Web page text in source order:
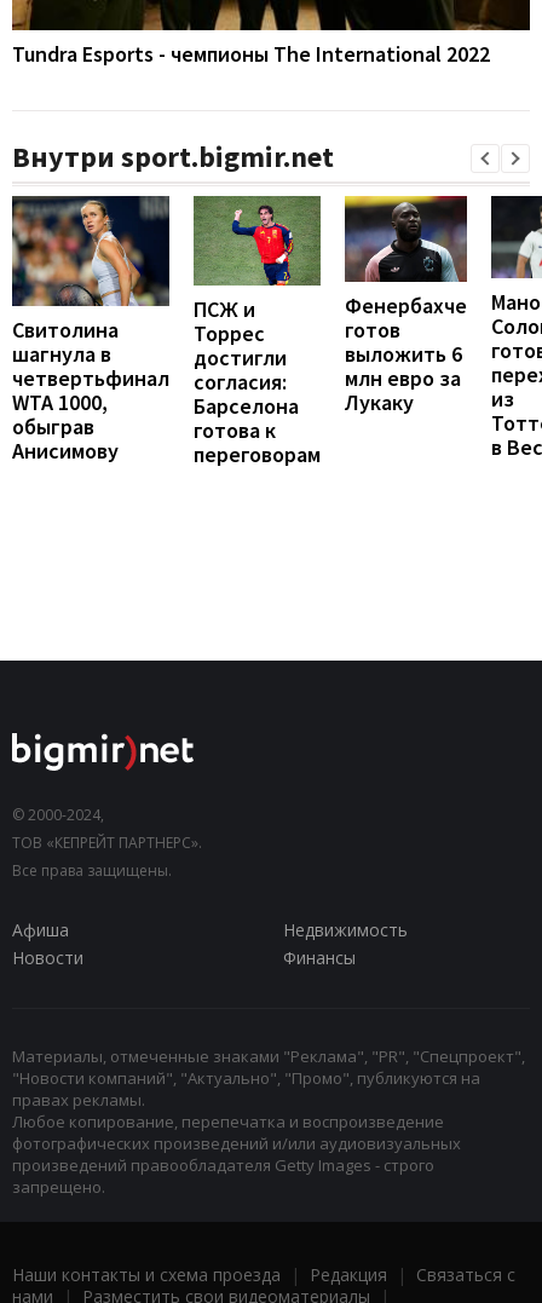
Tundra Esports - чемпионы The International 2022
Внутри sport.bigmir.net
Свитолина
шагнула в
четвертьфинал
WTA 1000,
обыграв
Анисимову
ПСЖ и
Торрес
достигли
согласия:
Барселона
готова к
переговорам
Фенербахче
готов
выложить 6
млн евро за
Лукаку
из
в
© 2000-2024,
ТОВ «КЕПРЕЙТ ПАРТНЕРС».
Все права защищены.
Афиша
Недвижимость
Новости
Финансы
Материалы, отмеченные знаками "Реклама", "PR", "Спецпроект",
"Новости компаний", "Актуально", "Промо", публикуются на
правах рекламы.
Любое копирование, перепечатка и воспроизведение
фотографических произведений и/или аудиовизуальных
произведений правообладателя Getty Images - строго
запрещено.
Наши контакты и схема проезда | Редакция | Связаться с
нами | Разместить свои видеоматериалы |